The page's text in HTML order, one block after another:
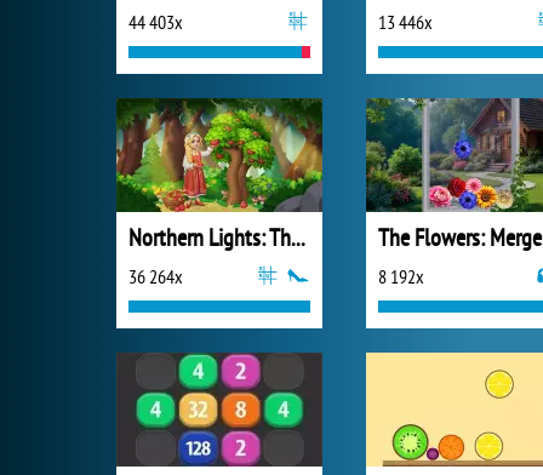
44 403x 13 446x
Northern Lights: The Secret of the Forest
36 264x 8 192x